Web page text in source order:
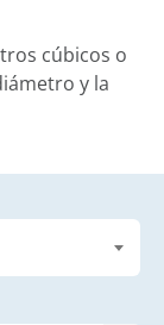
cúbicos o
y la